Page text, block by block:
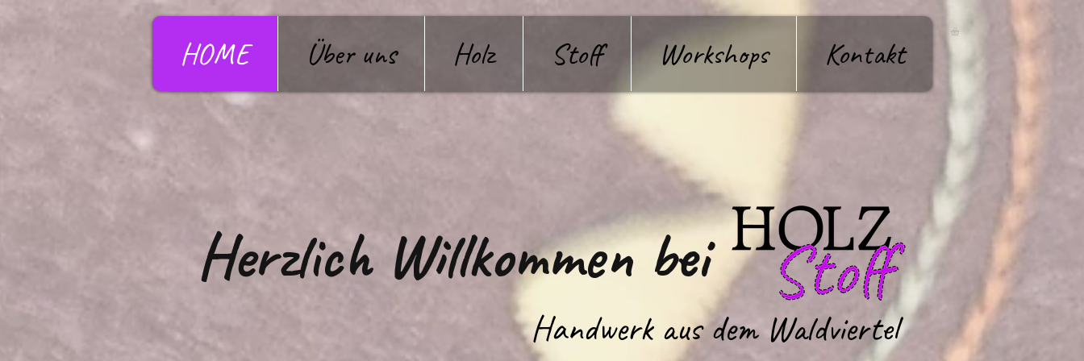
HOME Über uns Holz Stoff Workshops Kontakt
Herzlich Willkommen bei
Handwerk aus dem Waldviertel